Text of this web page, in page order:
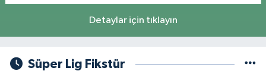
Detaylar için tıklayın
Süper Lig Fikstür